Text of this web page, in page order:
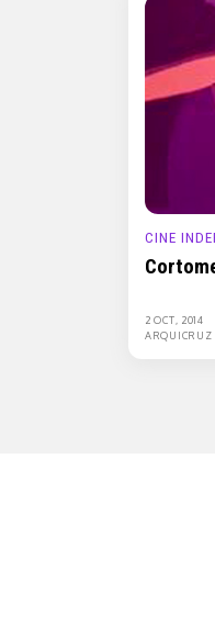
CINE
2 OCT, 2014
ARQUICRUZ